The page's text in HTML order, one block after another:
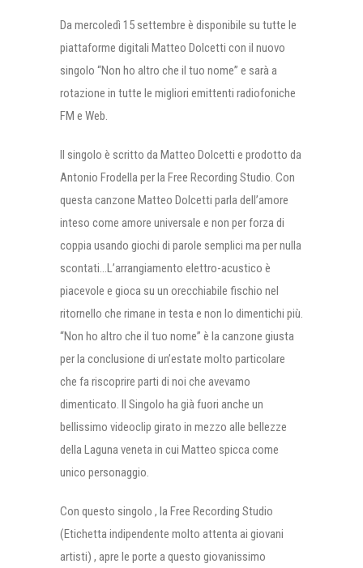
Da mercoledì 15 settembre è disponibile su tutte le
piattaforme digitali Matteo Dolcetti con il nuovo
singolo “Non ho altro che il tuo nome” e sarà a
rotazione in tutte le migliori emittenti radiofoniche
FM e Web.
Il singolo è scritto da Matteo Dolcetti e prodotto da
Antonio Frodella per la Free Recording Studio. Con
questa canzone Matteo Dolcetti parla dell’amore
inteso come amore universale e non per forza di
coppia usando giochi di parole semplici ma per nulla
scontati…L’arrangiamento elettro-acustico è
piacevole e gioca su un orecchiabile fischio nel
ritornello che rimane in testa e non lo dimentichi più.
“Non ho altro che il tuo nome” è la canzone giusta
per la conclusione di un’estate molto particolare
che fa riscoprire parti di noi che avevamo
dimenticato. Il Singolo ha già fuori anche un
bellissimo videoclip girato in mezzo alle bellezze
della Laguna veneta in cui Matteo spicca come
unico personaggio.
Con questo singolo , la Free Recording Studio
(Etichetta indipendente molto attenta ai giovani
artisti) , apre le porte a questo giovanissimo